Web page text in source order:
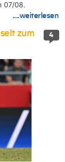
07/08.
....weiterlesen
4
zum